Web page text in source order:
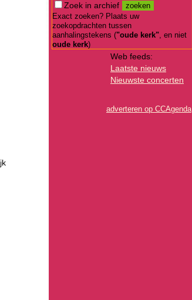
Zoek in archief
Exact zoeken? Plaats uw
zoekopdrachten tussen
aanhalingstekens ("oude kerk", en niet
oude kerk)
Web feeds:
Laatste nieuws
Nieuwste concerten
adverteren op CCAgenda